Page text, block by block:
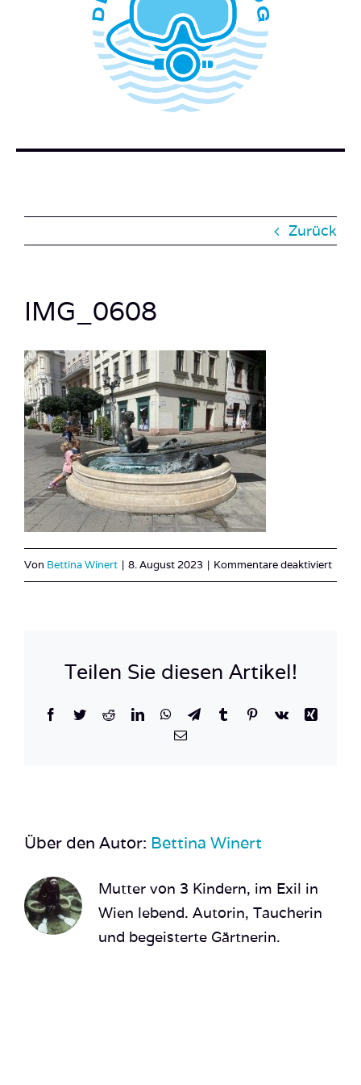
WER STECKT HINTER DEM TAUCHERBLOG?
BUCH BESTELLEN
Zurück
IMG_0608
Von Bettina Winert | 8. August 2023 | Kommentare deaktiviertfür
Teilen Sie diesen Artikel!
Facebook
TwitterRedditLinkedInWhatsApp
TelegramTumblrPinterest
Vk
Xing
E-
Über den Autor: Bettina Winert
Mutter von 3 Kindern, im Exil in
Wien lebend. Autorin, Taucherin
und begeisterte Gärtnerin.